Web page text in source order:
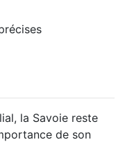
la Savoie reste
de son